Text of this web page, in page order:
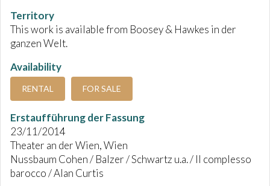
Territory
This work is available from Boosey & Hawkes in der
ganzen Welt.
Availability
RENTAL FOR SALE
Erstaufführung der Fassung
23/11/2014
Theater an der Wien, Wien
Nussbaum Cohen / Balzer / Schwartz u.a. / Il complesso
barocco / Alan Curtis